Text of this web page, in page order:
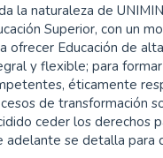
la naturaleza de
Superior, con un
ofrecer Educación de
y flexible; para
éticamente
de transformación
ceder los derechos
adelante se detalla para